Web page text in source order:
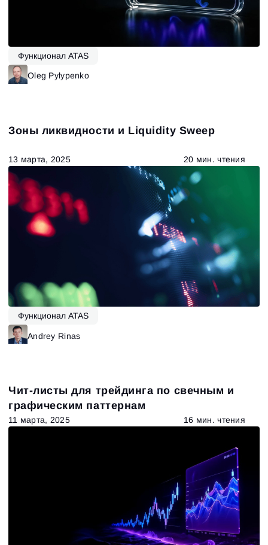
Функционал ATAS
Oleg Pylypenko
Зоны ликвидности и Liquidity Sweep
13 марта, 2025 20 мин. чтения
Функционал ATAS
Andrey Rinas
Чит-листы для трейдинга по свечным и
графическим паттернам
11 марта, 2025 16 мин. чтения
Вход
Восстановить пароль
Регистрация